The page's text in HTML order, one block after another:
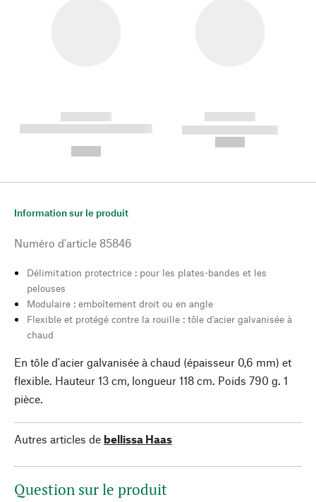
------------
----------- ----------- --------
------------
----------- -----------
Information sur le produit
Numéro d'article 85846
Délimitation protectrice : pour les plates-bandes et les
pelouses
Modulaire : emboîtement droit ou en angle
Flexible et protégé contre la rouille : tôle d'acier galvanisée à
chaud
En tôle d'acier galvanisée à chaud (épaisseur 0,6 mm) et
flexible. Hauteur 13 cm, longueur 118 cm. Poids 790 g. 1
pièce.
Autres articles de bellissa Haas
Question sur le produit